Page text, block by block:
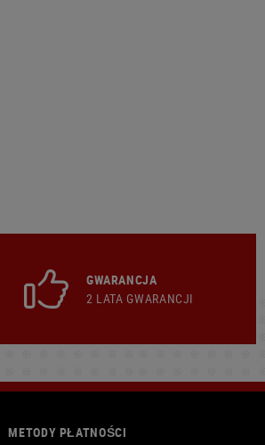
GWARANCJA
2 LATA GWARANCJI
METODY PŁATNOŚCI